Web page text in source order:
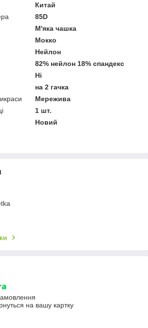
Китай
85D
М'яка чашка
Мокко
Нейлон
82% нейлон 18% спандекс
Ні
на 2 гачка
Мережива
1 шт.
Новий
на вашу картку